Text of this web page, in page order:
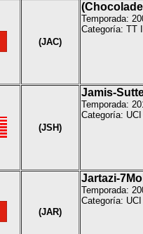
(JAC)
Temporada:
Categoría: TT I
(JSH)
Jamis-
Temporada:
Categoría:
(JAR)
Jartazi-
Temporada:
Categoría: